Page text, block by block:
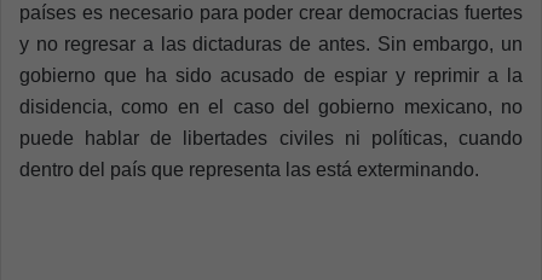
países es necesario para poder crear democracias fuertes
y no regresar a las dictaduras de antes. Sin embargo, un
gobierno que ha sido acusado de espiar y reprimir a la
disidencia, como en el caso del gobierno mexicano, no
puede hablar de libertades civiles ni políticas, cuando
dentro del país que representa las está exterminando.